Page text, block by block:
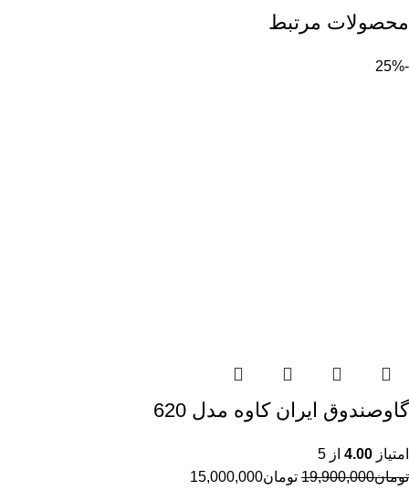
محصولات مرتبط
-25%
گاوصندوق ایران کاوه مدل 620
امتیاز 4.00 از 5
تومان19,900,000 تومان15,000,000